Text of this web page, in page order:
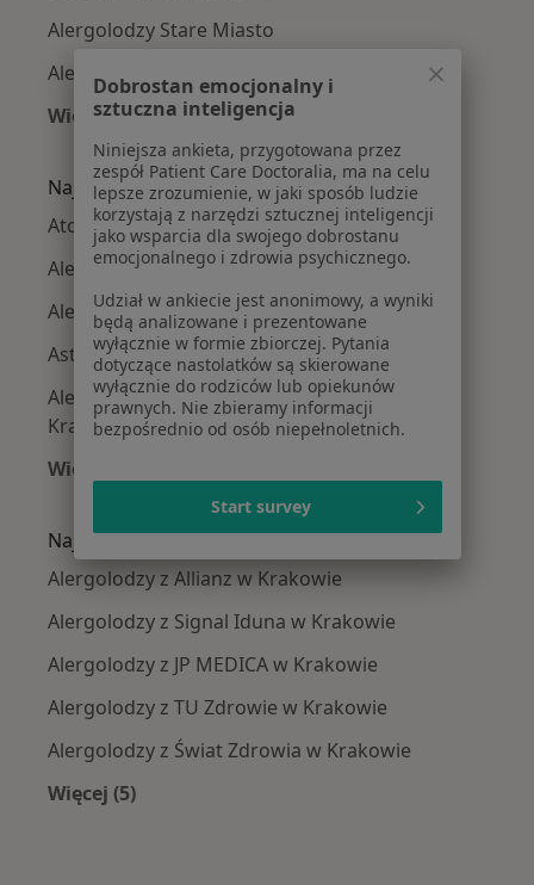
Alergolodzy Stare Miasto
Alergolodzy Krowodrza
Więcej (12)
Więcej w kategorii: Alergolodzy w pobliżu
Najczęście leczone choroby
Atopowe zapalenie skóry w Krakowie
Alergia w Krakowie
Alergie skórne w Krakowie
Astma w Krakowie
Alergiczne kontaktowe zapalenie skóry w
Krakowie
Więcej (15)
Więcej w kategorii: Najczęście leczone
Najpopularniejsze ubezpieczenia
Alergolodzy z Allianz w Krakowie
Alergolodzy z Signal Iduna w Krakowie
Alergolodzy z JP MEDICA w Krakowie
Alergolodzy z TU Zdrowie w Krakowie
Alergolodzy z Świat Zdrowia w Krakowie
Więcej (5)
Dobrostan emocjonalny i
sztuczna inteligencja
Niniejsza ankieta, przygotowana przez
zespół Patient Care Doctoralia, ma na celu
lepsze zrozumienie, w jaki sposób ludzie
korzystają z narzędzi sztucznej inteligencji
jako wsparcia dla swojego dobrostanu
emocjonalnego i zdrowia psychicznego.
Udział w ankiecie jest anonimowy, a wyniki
będą analizowane i prezentowane
wyłącznie w formie zbiorczej. Pytania
dotyczące nastolatków są skierowane
wyłącznie do rodziców lub opiekunów
prawnych. Nie zbieramy informacji
bezpośrednio od osób niepełnoletnich.
Start survey